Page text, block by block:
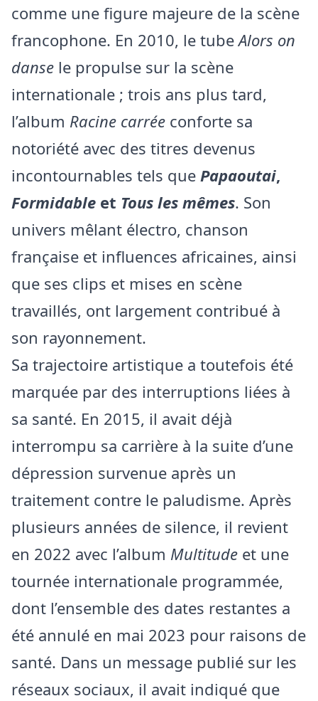
comme une figure majeure de la scène
francophone. En 2010, le tubeAlors on
danse le propulse sur la scène
internationale ; trois ans plus tard,
l’album Racine carrée conforte sa
notoriété avec des titres devenus
incontournables tels que Papaoutai,
Formidable et Tous les mêmes. Son
univers mêlant électro, chanson
française et influences africaines, ainsi
que ses clips et mises en scène
travaillés, ont largement contribué à
son rayonnement.
Sa trajectoire artistique a toutefois été
marquée par des interruptions liées à
sa santé. En 2015, il avait déjà
interrompu sa carrière à la suite d’une
dépression survenue après un
traitement contre le paludisme. Après
plusieurs années de silence, il revient
en 2022 avec l’album Multitude et une
tournée internationale programmée,
dont l’ensemble des dates restantes a
été annulé en mai 2023 pour raisons de
santé. Dans un message publié sur les
réseaux sociaux, il avait indiqué que